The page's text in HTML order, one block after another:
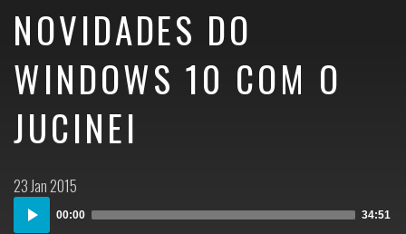
NOVIDADES DO
WINDOWS 10 COM O
JUCINEI
Postado
em:
23 Jan 2015
Audio
Player
00:00 34:51